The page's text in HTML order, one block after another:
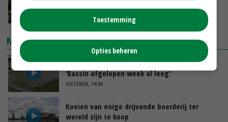
NIEUWSTE VIDEO'S
Droogte veroorzaakt steeds meer problemen:
‘Bassin afgelopen week al leeg’
GISTEREN, 14:06
Koeien van enige drijvende boerderij ter
wereld zijn te koop
Toestemming
Opties beheren